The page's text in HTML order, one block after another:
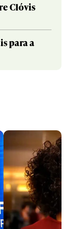
Clóvis
para a